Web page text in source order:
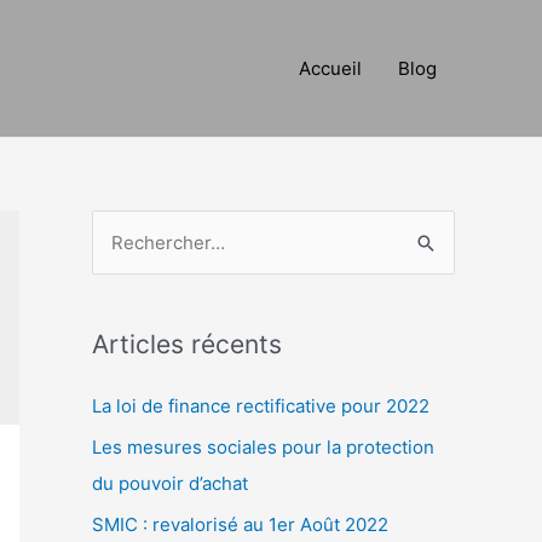
Accueil Blog
h
r
c
h
e
Articles récents
La loi de finance rectificative pour 2022
Les mesures sociales pour la protection
du pouvoir d’achat
SMIC : revalorisé au 1er Août 2022